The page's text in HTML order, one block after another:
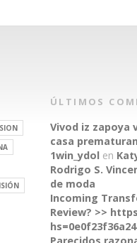
ÚLTIMOS
Vivod iz zapoya
casa
1win_ydolen
Rodrigo S.
de moda
Incoming
Review? >>